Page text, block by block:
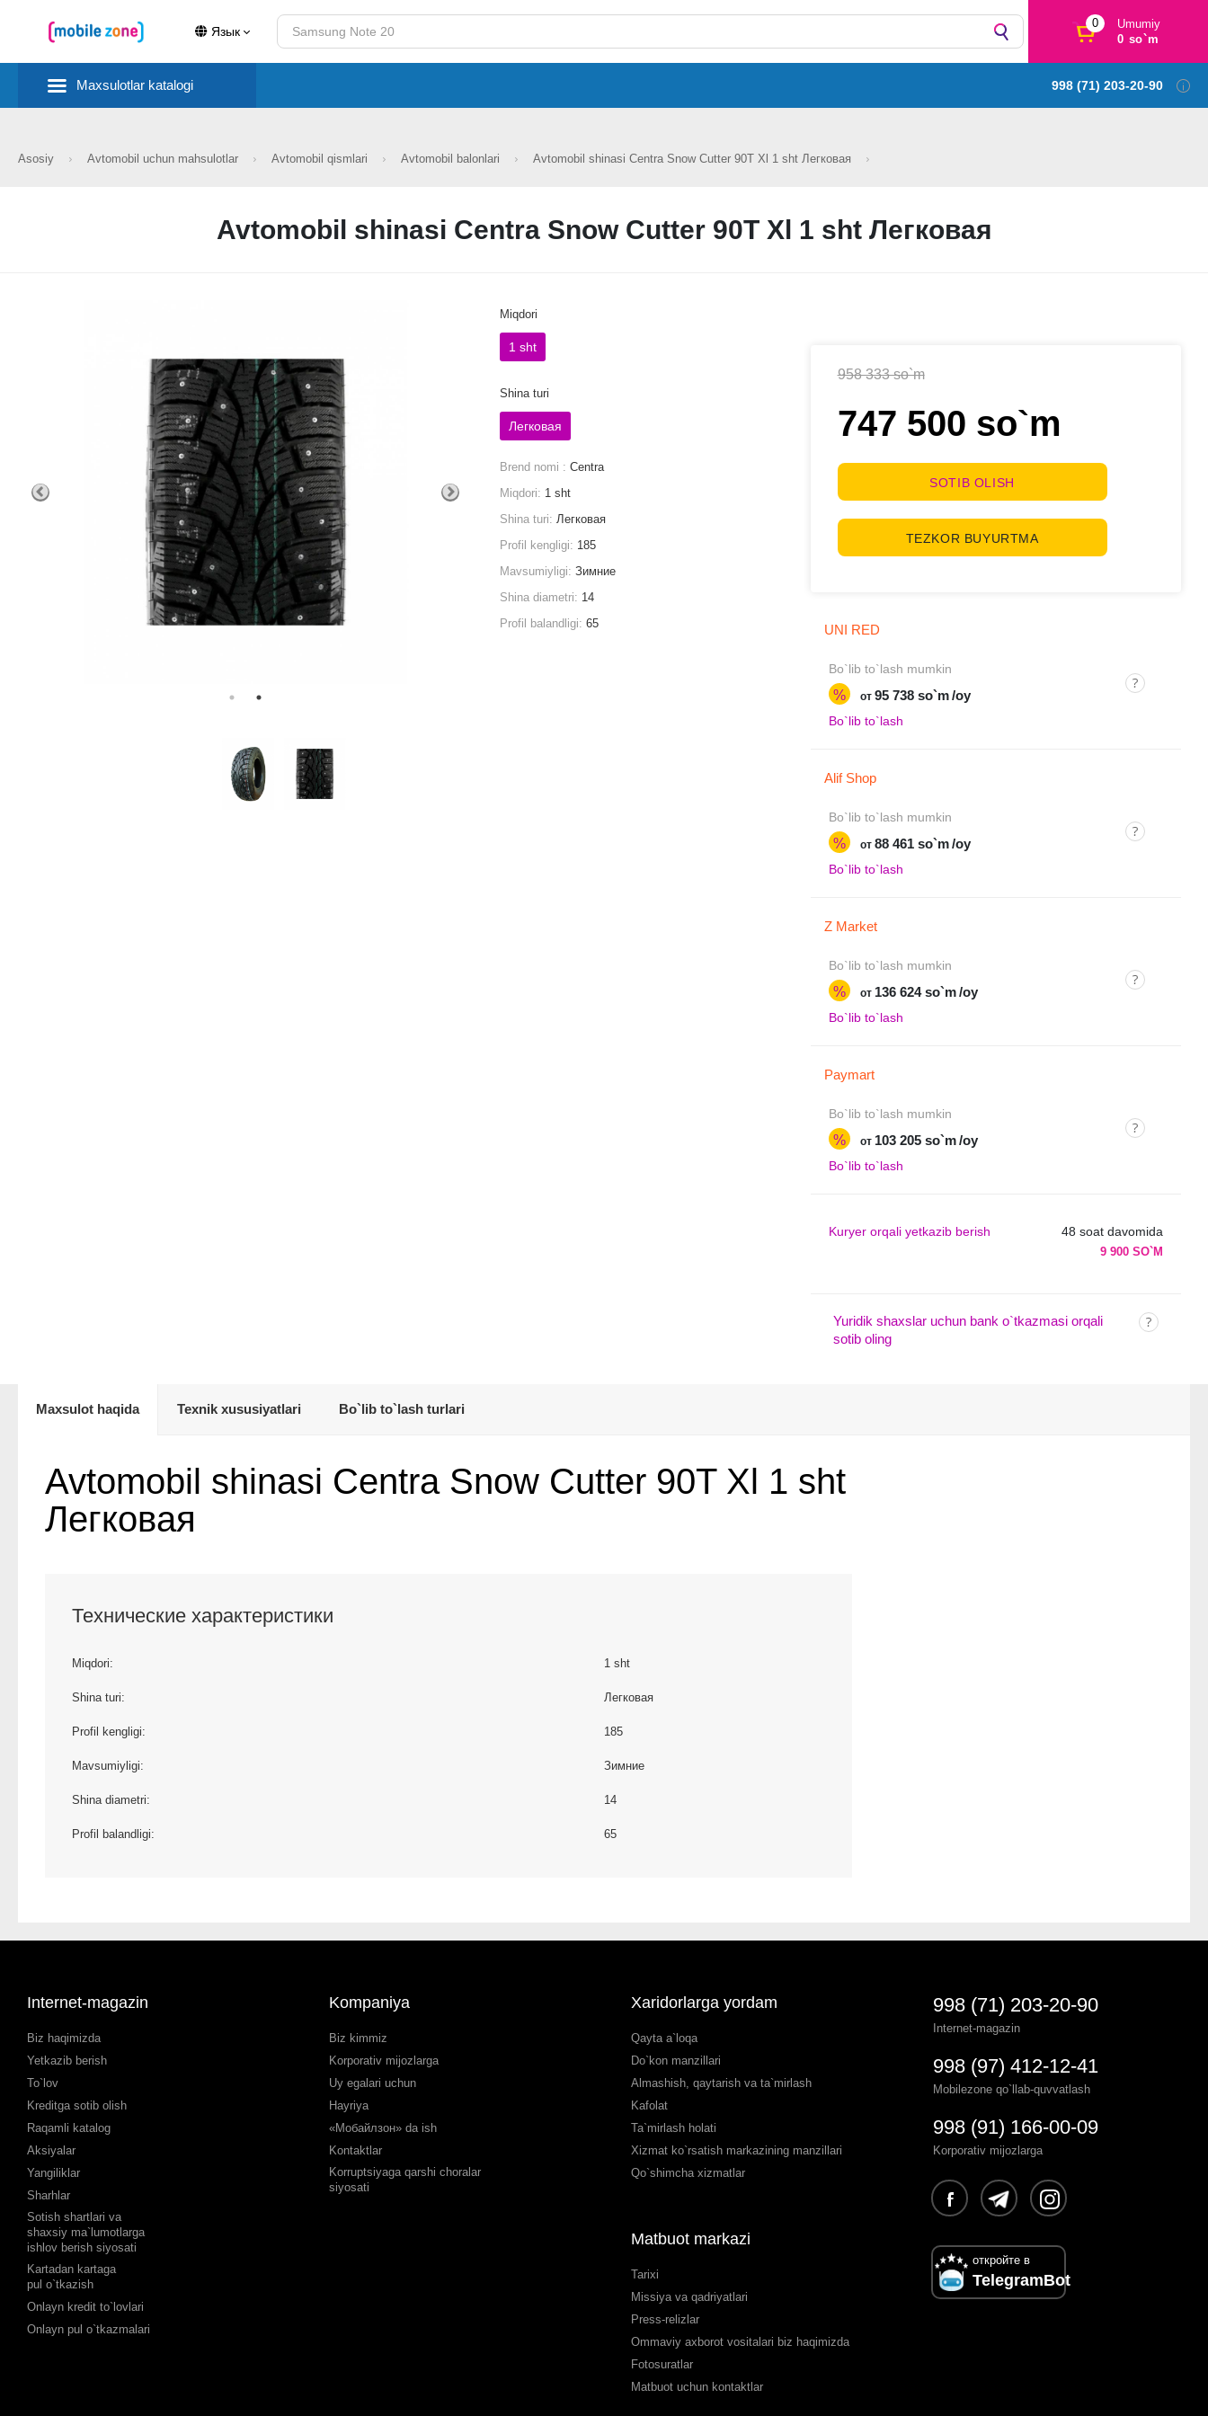
Язык
0
Umumiy
0 so`m
Maxsulotlar katalogi 998 (71) 203-20-90
Asosiy Avtomobil uchun mahsulotlar Avtomobil qismlari Avtomobil balonlari Avtomobil shinasi Centra Snow Cutter 90T Xl 1 sht Легковая
Avtomobil shinasi Centra Snow Cutter 90T Xl 1 sht Легковая
958 333 so`m
747 500 so`m
SOTIB OLISH
TEZKOR BUYURTMA
UNI RED
Bo`lib to`lash mumkin
% от 95 738 so`m /oy
Bo`lib to`lash
Alif Shop
Bo`lib to`lash mumkin
% от 88 461 so`m /oy
Bo`lib to`lash
Z Market
Bo`lib to`lash mumkin
% от 136 624 so`m /oy
Bo`lib to`lash
Paymart
Bo`lib to`lash mumkin
% от 103 205 so`m /oy
Bo`lib to`lash
Kuryer orqali yetkazib berish 48 soat davomida
9 900 SO`M
Yuridik shaxslar uchun bank o`tkazmasi orqali
sotib oling
Miqdori
1 sht
Shina turi
Легковая
Brend nomi :Centra
Miqdori: 1 sht
Shina turi:Легковая
Profil kengligi: 185
Mavsumiyligi:Зимние
Shina diametri: 14
Profil balandligi:65
Maxsulot haqida Texnik xususiyatlari Bo`lib to`lash turlari
Avtomobil shinasi Centra Snow Cutter 90T Xl 1 sht
Легковая
Технические характеристики
Miqdori: 1 sht
Shina turi: Легковая
Profil kengligi: 185
Mavsumiyligi: Зимние
Shina diametri: 14
Profil balandligi: 65
Internet-magazin
Biz haqimizda
Yetkazib berish
To`lov
Kreditga sotib olish
Raqamli katalog
Aksiyalar
Yangiliklar
Sharhlar
Sotish shartlari va
shaxsiy ma`lumotlarga
ishlov berish siyosati
Kartadan kartaga
pul o`tkazish
Onlayn kredit to`lovlari
Onlayn pul o`tkazmalari
Kompaniya
Biz kimmiz
Korporativ mijozlarga
Uy egalari uchun
Hayriya
«Мобайлзон» da ish
Kontaktlar
Korruptsiyaga qarshi choralar
siyosati
Xaridorlarga yordam
Qayta a`loqa
Do`kon manzillari
Almashish, qaytarish va ta`mirlash
Kafolat
Ta`mirlash holati
Xizmat ko`rsatish markazining manzillari
Qo`shimcha xizmatlar
Matbuot markazi
Tarixi
Missiya va qadriyatlari
Press-relizlar
Ommaviy axborot vositalari biz haqimizda
Fotosuratlar
Matbuot uchun kontaktlar
998 (71) 203-20-90
Internet-magazin
998 (97) 412-12-41
Mobilezone qo`llab-quvvatlash
998 (91) 166-00-09
Korporativ mijozlarga
откройте в
TelegramBot